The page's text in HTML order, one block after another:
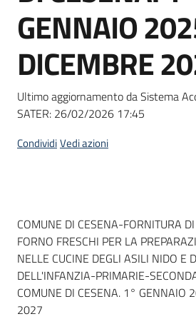
GENNAIO
DICEMBRE
Ultimo aggiornamento da Sistema
SATER: 26/02/2026 17:45
CondividiVedi azioni
Dati del bando
COMUNE DI CESENA-FORNITURA
FORNO FRESCHI PER LA
NELLE CUCINE DEGLI ASILI NIDO E
DELL'INFANZIA-PRIMARIE-
COMUNE DI CESENA. 1° GENNAIO
2027